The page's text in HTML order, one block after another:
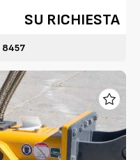
SU RICHIESTA
8457